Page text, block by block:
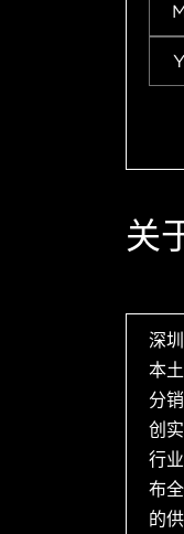
Y
关
深
本
分销
创
行
布
的